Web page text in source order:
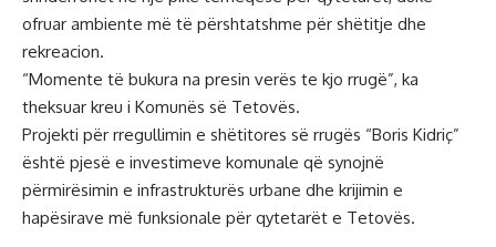
ofruar ambiente më të përshtatshme për shëtitje dhe
rekreacion.
“Momente të bukura na presin verës te kjo rrugë”, ka
theksuar kreu i Komunës së Tetovës.
Projekti për rregullimin e shëtitores së rrugës “Boris Kidriç”
është pjesë e investimeve komunale që synojnë
përmirësimin e infrastrukturës urbane dhe krijimin e
hapësirave më funksionale për qytetarët e Tetovës.